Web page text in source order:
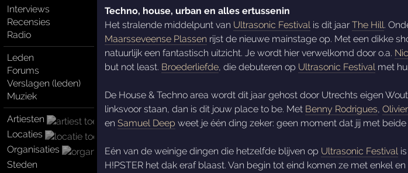
Interviews
Recensies
Radio
Leden
Forums
Verslagen (leden)
Muziek
Artiesten
Locaties
Organisaties
Steden
Techno, house, urban en alles ertussenin
Het stralende middelpunt van Ultrasonic Festivalis dit jaar The Hill.
Maarsseveense Plassen rijst de nieuwe mainstage op. Met een dikke
natuurlijk een fantastisch uitzicht. Je wordt hier verwelkomd door o.a.
but not least. Broederliefde, die debuteren op Ultrasonic Festivalmet
De House & Techno area wordt dit jaar gehost door Utrechts eigen
linksvoor staan, dan is dit jouw place to be. Met Benny Rodrigues,
en Samuel Deep weet je één ding zeker: geen moment dat jij met
Eén van de weinige dingen die hetzelfde blijven op Ultrasonic Festivalis
H!PSTER het dak eraf blaast. Van begin tot eind komen ze met enkel